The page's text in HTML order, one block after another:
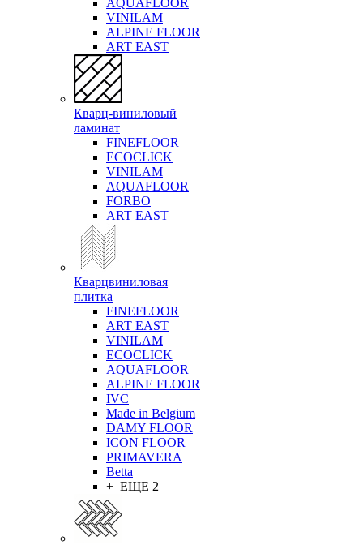
AQUAFLOOR
VINILAM
ALPINE FLOOR
ART EAST
Кварц-виниловый
ламинат
FINEFLOOR
ECOCLICK
VINILAM
AQUAFLOOR
FORBO
ART EAST
Кварцвиниловая
плитка
FINEFLOOR
ART EAST
VINILAM
ECOCLICK
AQUAFLOOR
ALPINE FLOOR
IVC
Made in Belgium
DAMY FLOOR
ICON FLOOR
PRIMAVERA
Betta
+ ЕЩЕ 2